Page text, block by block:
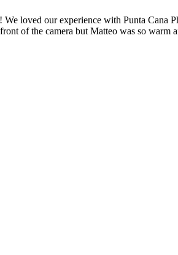
loved our experience with Punta Cana
of the camera but Matteo was so warm